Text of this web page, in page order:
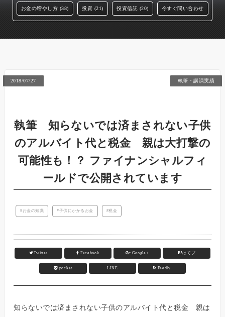
お金の増やし方 (38) 投資 (21) 投資信託 (20) 今すぐ問い合わせ
2018/07/27 執筆・講演実績
執筆 知らないでは済まされない子供
のアルバイト代と税金 親は大打撃の
可能性も！？ ファイナンシャルフィ
ールドで公開されています
お金の知識 子供にかかるお金 税金
Twitter Facebook Google+ B!はてブ
pocket LINE Feedly
知らないでは済まされない子供のアルバイト代と税金 親は